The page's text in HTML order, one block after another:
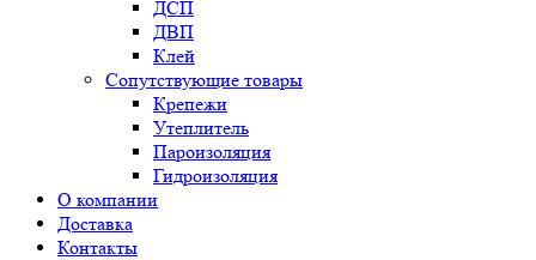
ДСП
ДВП
Клей
Сопутствующие товары
Крепежи
Утеплитель
Пароизоляция
Гидроизоляция
О компании
Доставка
Контакты